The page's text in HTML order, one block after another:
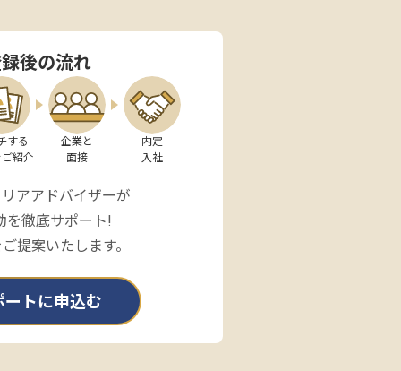
後の流れ
する
紹介
企業と
面接
内定
入社
アアドバイザーが
を徹底サポート!
提案いたします。
ートに申込む